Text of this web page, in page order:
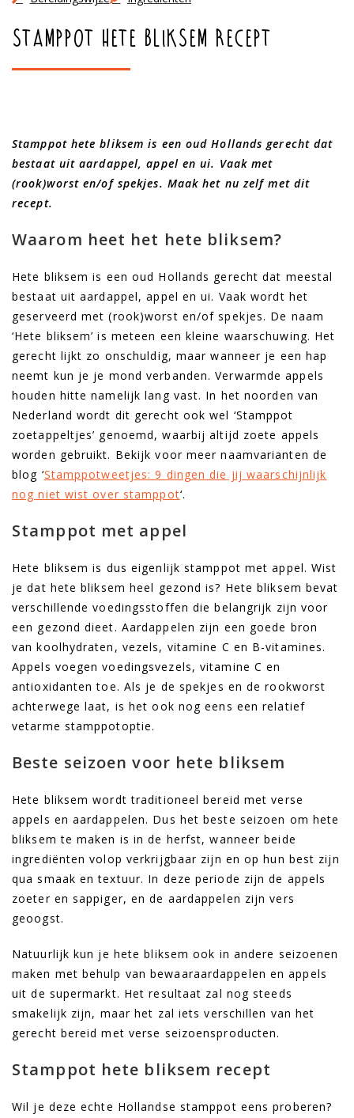
Stamppot hete bliksem recept
Stamppot hete bliksem is een oud Hollands gerecht dat
bestaat uit aardappel, appel en ui. Vaak met
(rook)worst en/of spekjes. Maak het nu zelf met dit
recept.
Waarom heet het hete bliksem?
Hete bliksem is een oud Hollands gerecht dat meestal
bestaat uit aardappel, appel en ui. Vaak wordt het
geserveerd met (rook)worst en/of spekjes. De naam
‘Hete bliksem’ is meteen een kleine waarschuwing. Het
gerecht lijkt zo onschuldig, maar wanneer je een hap
neemt kun je je mond verbanden. Verwarmde appels
houden hitte namelijk lang vast. In het noorden van
Nederland wordt dit gerecht ook wel ‘Stamppot
zoetappeltjes’ genoemd, waarbij altijd zoete appels
worden gebruikt. Bekijk voor meer naamvarianten de
blog ‘Stamppotweetjes: 9 dingen die jij waarschijnlijk
nog niet wist over stamppot‘.
Stamppot met appel
Hete bliksem is dus eigenlijk stamppot met appel. Wist
je dat hete bliksem heel gezond is? Hete bliksem bevat
verschillende voedingsstoffen die belangrijk zijn voor
een gezond dieet. Aardappelen zijn een goede bron
van koolhydraten, vezels, vitamine C en B-vitamines.
Appels voegen voedingsvezels, vitamine C en
antioxidanten toe. Als je de spekjes en de rookworst
achterwege laat, is het ook nog eens een relatief
vetarme stamppotoptie.
Beste seizoen voor hete bliksem
Hete bliksem wordt traditioneel bereid met verse
appels en aardappelen. Dus het beste seizoen om hete
bliksem te maken is in de herfst, wanneer beide
ingrediënten volop verkrijgbaar zijn en op hun best zijn
qua smaak en textuur. In deze periode zijn de appels
zoeter en sappiger, en de aardappelen zijn vers
geoogst.
Natuurlijk kun je hete bliksem ook in andere seizoenen
maken met behulp van bewaaraardappelen en appels
uit de supermarkt. Het resultaat zal nog steeds
smakelijk zijn, maar het zal iets verschillen van het
gerecht bereid met verse seizoensproducten.
Stamppot hete bliksem recept
Wil je deze echte Hollandse stamppot eens proberen?